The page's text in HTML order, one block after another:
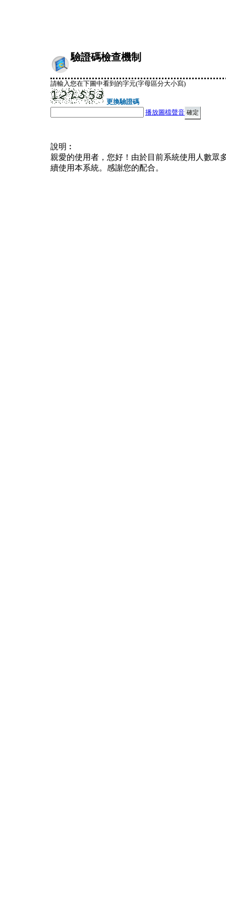
驗證碼檢查機制
請輸入您在下圖中看到的字元(字母區分大小寫)
更換驗證碼
播放圖檔聲音
說明︰
親愛的使用者，您好！由於目前系統使用人數眾
續使用本系統。感謝您的配合。